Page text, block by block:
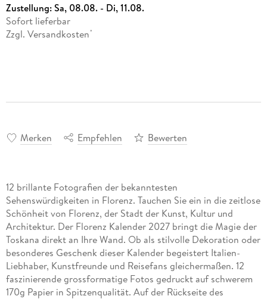
Zustellung:Sa, 08.08. - Di, 11.08.
Sofort lieferbar
Zzgl. Versandkosten *
Merken Empfehlen Bewerten
12 brillante Fotografien der bekanntesten
Sehenswürdigkeiten in Florenz. Tauchen Sie ein in die zeitlose
Schönheit von Florenz, der Stadt der Kunst, Kultur und
Architektur. Der Florenz Kalender 2027 bringt die Magie der
Toskana direkt an Ihre Wand. Ob als stilvolle Dekoration oder
besonderes Geschenk dieser Kalender begeistert Italien-
Liebhaber, Kunstfreunde und Reisefans gleichermaßen. 12
faszinierende grossformatige Fotos gedruckt auf schwerem
170g Papier in Spitzenqualität. Auf der Rückseite des